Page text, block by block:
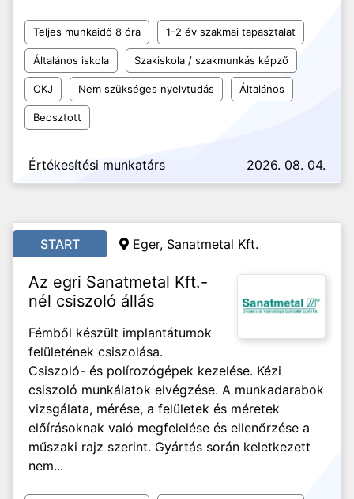
Teljes munkaidő 8 óra 1-2 év szakmai tapasztalat
Általános iskola Szakiskola / szakmunkás képző
OKJ Nem szükséges nyelvtudás Általános
Beosztott
Értékesítési munkatárs 2026. 08. 04.
START Eger, Sanatmetal Kft.
Az egri Sanatmetal Kft.-
nél csiszoló állás
Fémből készült implantátumok
felületének csiszolása.
Csiszoló- és polírozógépek kezelése. Kézi
csiszoló munkálatok elvégzése. A munkadarabok
vizsgálata, mérése, a felületek és méretek
előírásoknak való megfelelése és ellenőrzése a
műszaki rajz szerint. Gyártás során keletkezett
nem...